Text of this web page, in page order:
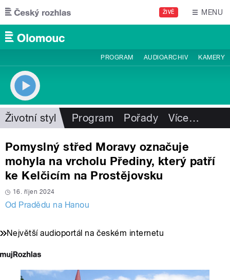
Přejít k hlavnímu obsahu
ŽIVĚ MENU
PROGRAM AUDIOARCHIV KAMERY
Životní styl Program Pořady Více…
Pomyslný střed Moravy označuje
mohyla na vrcholu Přediny, který patří
ke Kelčicím na Prostějovsku
16. říjen 2024
Od Pradědu na Hanou
Největší audioportál na českém internetu